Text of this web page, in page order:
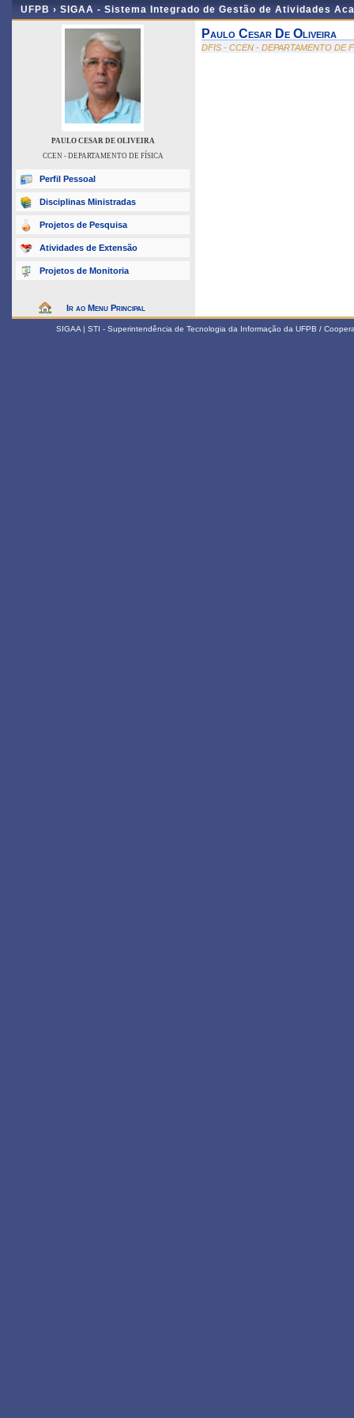
UFPB › SIGAA - Sistema Integrado de Gestão de Atividades
PAULO CESAR DE OLIVEIRA
CCEN - DEPARTAMENTO DE FÍSICA
Perfil Pessoal
Disciplinas Ministradas
Projetos de Pesquisa
Atividades de Extensão
Projetos de Monitoria
Ir ao Menu Principal
Paulo Cesar De Oliveira
DFIS - CCEN - DEPARTAMENTO DE
SIGAA | STI - Superintendência de Tecnologia da Informação da UFPB /